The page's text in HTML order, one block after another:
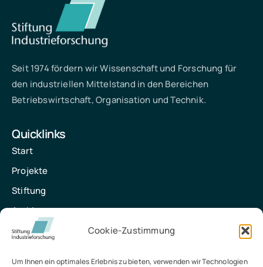
Cookie-Zustimmung
Um Ihnen ein optimales Erlebnis zu bieten, verwenden wir Technologien
Seit 1974 fördern wir Wissenschaft und Forschung für
den industriellen Mittelstand in den Bereichen
Betriebswirtschaft, Organisation und Technik.
Quicklinks
Start
Projekte
Stiftung
Archiv
Kontakt